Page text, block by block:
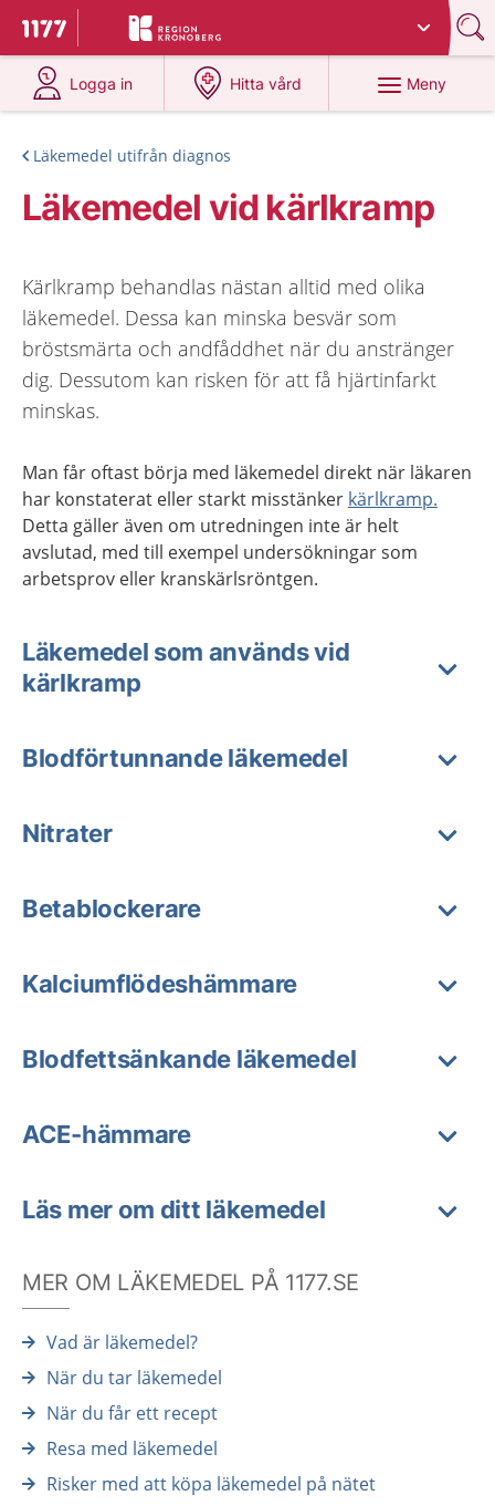
Till startsidan för 1177
Du har valt region
Logga in
på 1177.se
Hitta vård
på 1177.se
Meny
Läkemedel utifrån diagnos
Läkemedel vid kärlkramp
Kärlkramp behandlas nästan alltid med olika
läkemedel. Dessa kan minska besvär som
bröstsmärta och andfåddhet när du anstränger
dig. Dessutom kan risken för att få hjärtinfarkt
minskas.
Man får oftast börja med läkemedel direkt när läkaren
har konstaterat eller starkt misstänker kärlkramp.
Detta gäller även om utredningen inte är helt
avslutad, med till exempel undersökningar som
arbetsprov eller kranskärlsröntgen.
Läkemedel som används vid
kärlkramp
Blodförtunnande läkemedel
Nitrater
Betablockerare
Kalciumflödeshämmare
Blodfettsänkande läkemedel
ACE-hämmare
Läs mer om ditt läkemedel
MER OM LÄKEMEDEL PÅ 1177.SE
Vad är läkemedel?
När du tar läkemedel
När du får ett recept
Resa med läkemedel
Risker med att köpa läkemedel på nätet